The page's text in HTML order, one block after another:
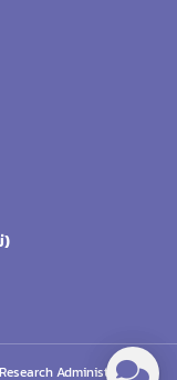
)
Administration,